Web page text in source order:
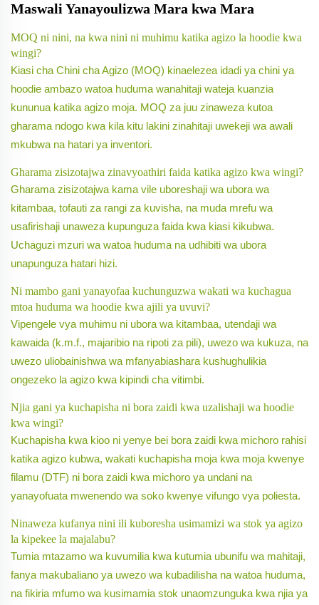
Maswali Yanayoulizwa Mara kwa Mara
MOQ ni nini, na kwa nini ni muhimu katika agizo la hoodie kwa
wingi?
Kiasi cha Chini cha Agizo (MOQ) kinaelezea idadi ya chini ya
hoodie ambazo watoa huduma wanahitaji wateja kuanzia
kununua katika agizo moja. MOQ za juu zinaweza kutoa
gharama ndogo kwa kila kitu lakini zinahitaji uwekeji wa awali
mkubwa na hatari ya inventori.
Gharama zisizotajwa zinavyoathiri faida katika agizo kwa wingi?
Gharama zisizotajwa kama vile uboreshaji wa ubora wa
kitambaa, tofauti za rangi za kuvisha, na muda mrefu wa
usafirishaji unaweza kupunguza faida kwa kiasi kikubwa.
Uchaguzi mzuri wa watoa huduma na udhibiti wa ubora
unapunguza hatari hizi.
Ni mambo gani yanayofaa kuchunguzwa wakati wa kuchagua
mtoa huduma wa hoodie kwa ajili ya uvuvi?
Vipengele vya muhimu ni ubora wa kitambaa, utendaji wa
kawaida (k.m.f., majaribio na ripoti za pili), uwezo wa kukuza, na
uwezo uliobainishwa wa mfanyabiashara kushughulikia
ongezeko la agizo kwa kipindi cha vitimbi.
Njia gani ya kuchapisha ni bora zaidi kwa uzalishaji wa hoodie
kwa wingi?
Kuchapisha kwa kioo ni yenye bei bora zaidi kwa michoro rahisi
katika agizo kubwa, wakati kuchapisha moja kwa moja kwenye
filamu (DTF) ni bora zaidi kwa michoro ya undani na
yanayofuata mwenendo wa soko kwenye vifungo vya poliesta.
Ninaweza kufanya nini ili kuboresha usimamizi wa stok ya agizo
la kipekee la majalabu?
Tumia mtazamo wa kuvumilia kwa kutumia ubunifu wa mahitaji,
fanya makubaliano ya uwezo wa kubadilisha na watoa huduma,
na fikiria mfumo wa kusimamia stok unaomzunguka kwa njia ya